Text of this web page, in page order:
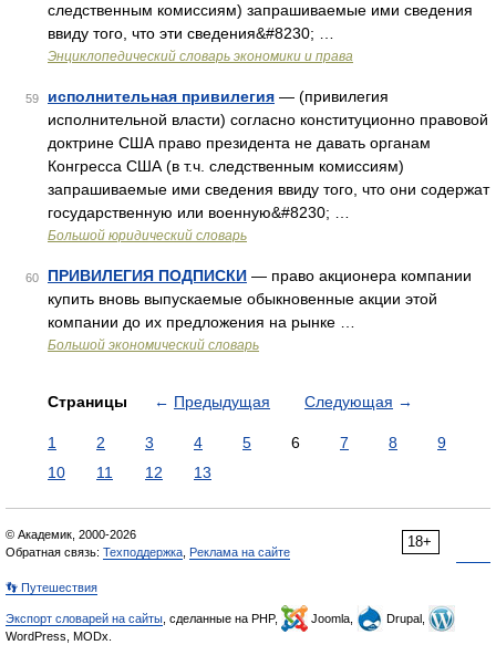
следственным комиссиям) запрашиваемые ими сведения
ввиду того, что эти сведения&#8230; …
Энциклопедический словарь экономики и права
59 исполнительная привилегия — (привилегия
исполнительной власти) согласно конституционно правовой
доктрине США право президента не давать органам
Конгресса США (в т.ч. следственным комиссиям)
запрашиваемые ими сведения ввиду того, что они содержат
государственную или военную&#8230; …
Большой юридический словарь
60 ПРИВИЛЕГИЯ ПОДПИСКИ — право акционера компании
купить вновь выпускаемые обыкновенные акции этой
компании до их предложения на рынке …
Большой экономический словарь
Страницы ← Предыдущая Следующая →
1 2 3 4 5 6 7 8
9
10
11 12 13
18+
© Академик, 2000-2026
Обратная связь: Техподдержка Реклама на сайте
👣 Путешествия
Экспорт словарей на сайты , сделанные на PHP, Joomla,
Drupal,
WordPress, MODx.